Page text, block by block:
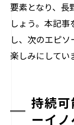
要素となり、長
しょう。本記
し、次のエピ
楽しみにしてい
持続
ーイ